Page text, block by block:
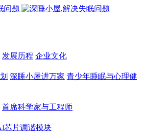
发展历程 企业文化
深睡小屋进万家 青少年睡眠与心理健
首席科学家与工程师
芯片调谐模块